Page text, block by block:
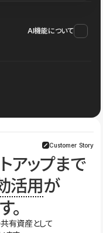
AI機能について
Customer Story
アップまで
活用が
。
有資産として